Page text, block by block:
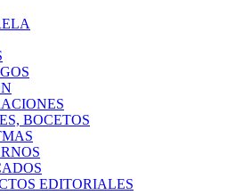
BOCETOS
EDITORIALES